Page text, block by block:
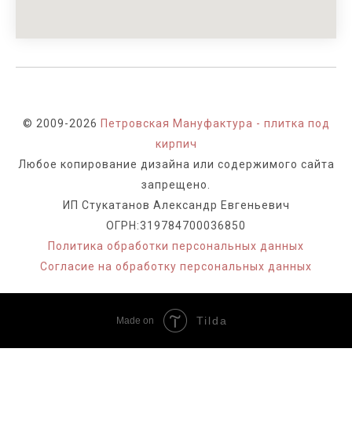
© 2009-2026 Петровская Мануфактура - плитка под
кирпич
Любое копирование дизайна или содержимого сайта
запрещено.
ИП Стукатанов Александр Евгеньевич
ОГРН:319784700036850
Политика обработки персональных данных
Согласие на обработку персональных данных
Made on Tilda